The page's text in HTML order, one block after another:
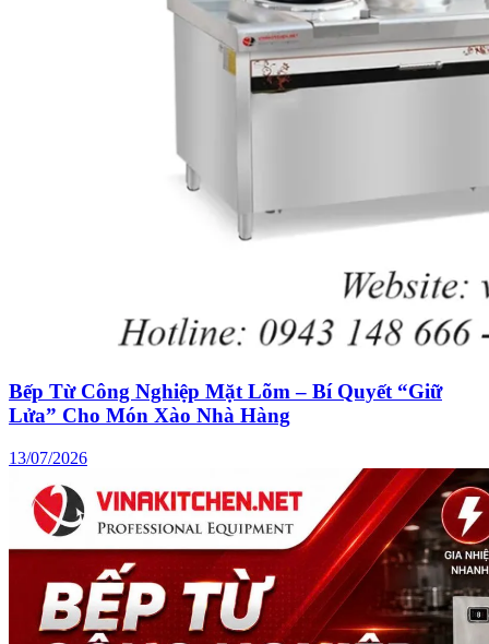
Bếp Từ Công Nghiệp Mặt Lõm – Bí Quyết “Giữ
Lửa” Cho Món Xào Nhà Hàng
13/07/2026